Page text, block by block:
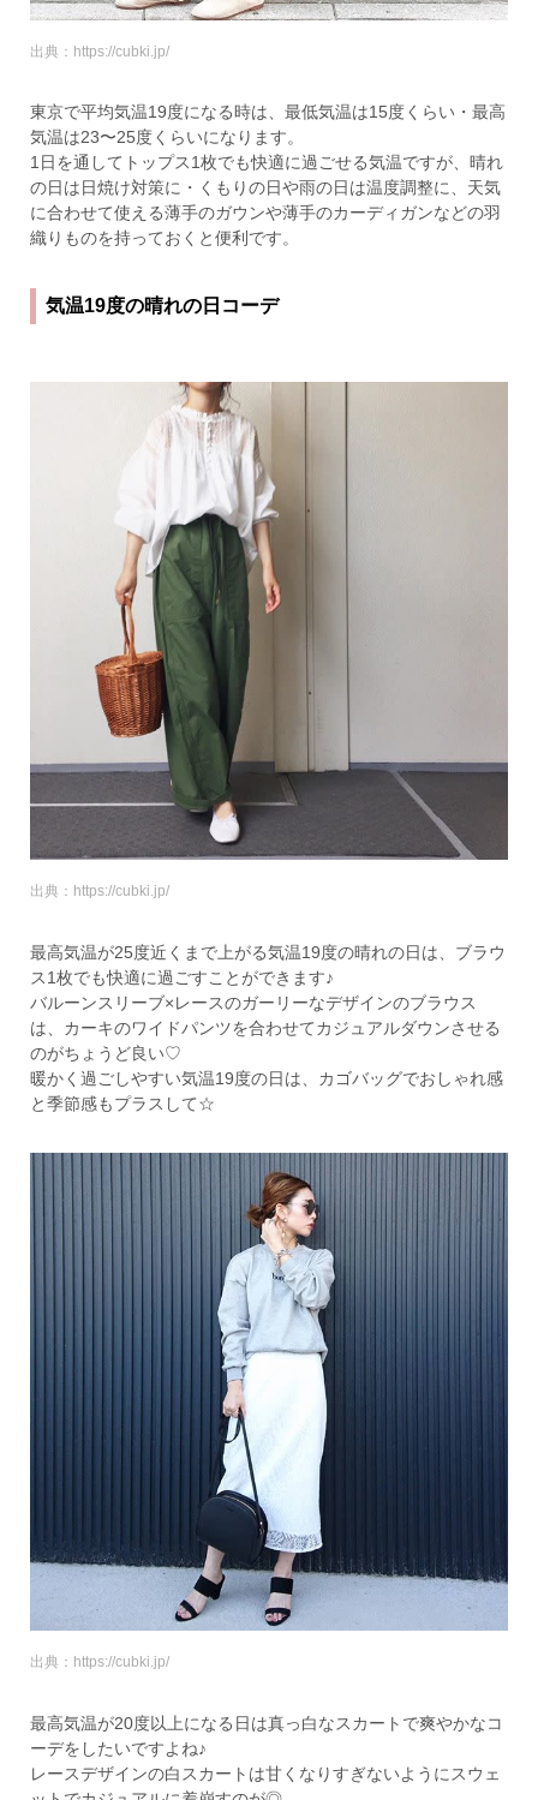
出典：https://cubki.jp/
東京で平均気温19度になる時は、最低気温は15度くらい・最高
気温は23〜25度くらいになります。
1日を通してトップス1枚でも快適に過ごせる気温ですが、晴れ
の日は日焼け対策に・くもりの日や雨の日は温度調整に、天気
に合わせて使える薄手のガウンや薄手のカーディガンなどの羽
織りものを持っておくと便利です。
気温19度の晴れの日コーデ
出典：https://cubki.jp/
最高気温が25度近くまで上がる気温19度の晴れの日は、ブラウ
ス1枚でも快適に過ごすことができます♪
バルーンスリーブ×レースのガーリーなデザインのブラウス
は、カーキのワイドパンツを合わせてカジュアルダウンさせる
のがちょうど良い♡
暖かく過ごしやすい気温19度の日は、カゴバッグでおしゃれ感
と季節感もプラスして☆
出典：https://cubki.jp/
最高気温が20度以上になる日は真っ白なスカートで爽やかなコ
ーデをしたいですよね♪
レースデザインの白スカートは甘くなりすぎないようにスウェ